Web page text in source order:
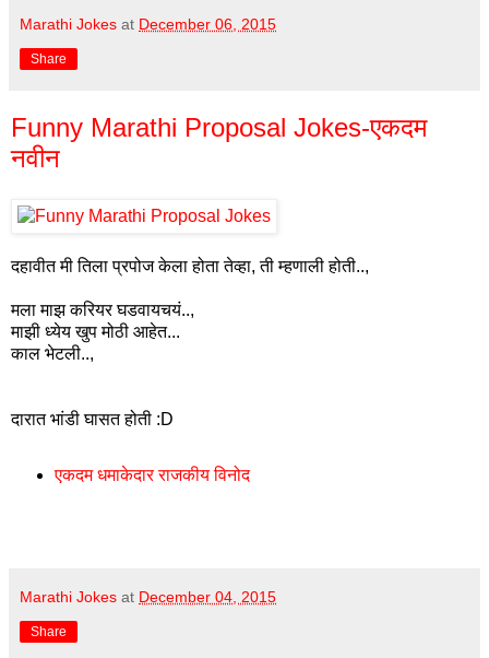
Marathi Jokes at December 06, 2015
Share
Funny Marathi Proposal Jokes-एकदम
नवीन
दहावीत मी तिला प्रपोज केला होता तेव्हा, ती म्हणाली होती..,
मला माझ करियर घडवायचयं..,
माझी ध्येय खुप मोठी आहेत...
काल भेटली..,
दारात भांडी घासत होती :D
एकदम धमाकेदार राजकीय विनोद
Marathi Jokes at December 04, 2015
Share